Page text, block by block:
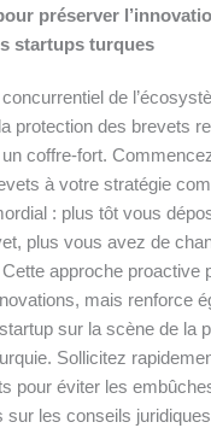
préserver
startups turques
de
protection des brevets
coffre-fort.
à votre stratégie
: plus tôt vous
plus vous avez de
approche proactive
mais renforce
sur la scène de la
Sollicitez
pour éviter les
sur les conseils